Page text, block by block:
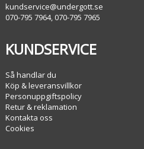
kundservice@undergott.se
070-795 7964, 070-795 7965
KUNDSERVICE
Så handlar du
Köp & leveransvillkor
Personuppgiftspolicy
Retur & reklamation
Kontakta oss
Cookies